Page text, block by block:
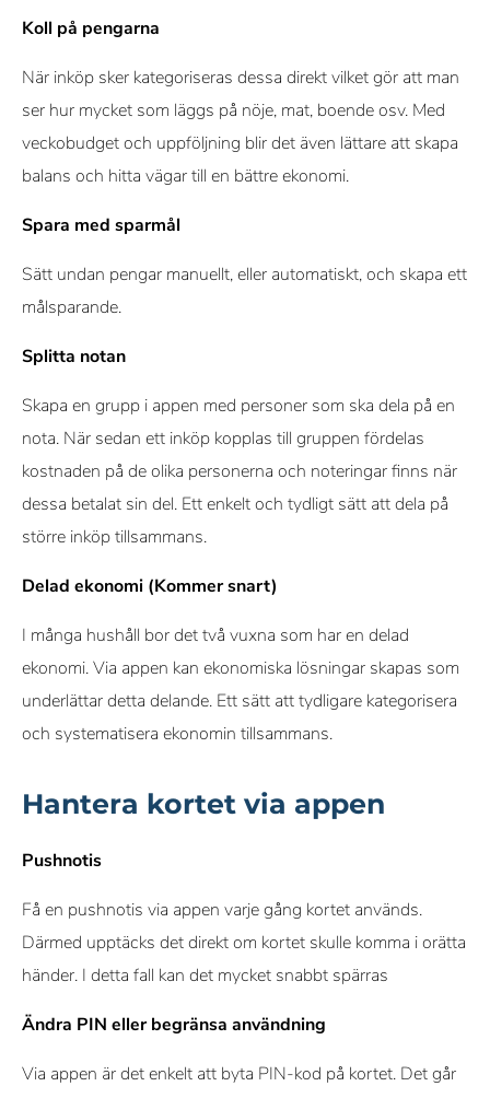
Koll på pengarna
När inköp sker kategoriseras dessa direkt vilket gör att man
ser hur mycket som läggs på nöje, mat, boende osv. Med
veckobudget och uppföljning blir det även lättare att skapa
balans och hitta vägar till en bättre ekonomi.
Spara med sparmål
Sätt undan pengar manuellt, eller automatiskt, och skapa ett
målsparande.
Splitta notan
Skapa en grupp i appen med personer som ska dela på en
nota. När sedan ett inköp kopplas till gruppen fördelas
kostnaden på de olika personerna och noteringar finns när
dessa betalat sin del. Ett enkelt och tydligt sätt att dela på
större inköp tillsammans.
Delad ekonomi (Kommer snart)
I många hushåll bor det två vuxna som har en delad
ekonomi. Via appen kan ekonomiska lösningar skapas som
underlättar detta delande. Ett sätt att tydligare kategorisera
och systematisera ekonomin tillsammans.
Hantera kortet via appen
Pushnotis
Få en pushnotis via appen varje gång kortet används.
Därmed upptäcks det direkt om kortet skulle komma i orätta
händer. I detta fall kan det mycket snabbt spärras
Ändra PIN eller begränsa användning
Via appen är det enkelt att byta PIN-kod på kortet. Det går